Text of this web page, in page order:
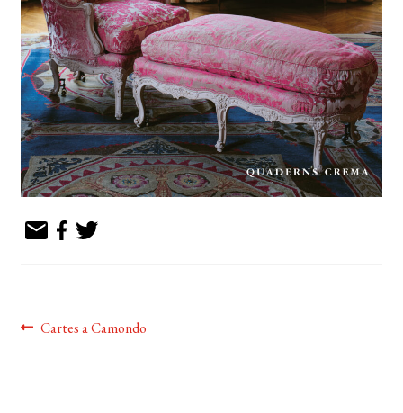
Navegació
Entrada
Cartes a Camondo